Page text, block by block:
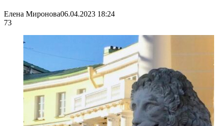
Елена Миронова06.04.2023 18:24
73